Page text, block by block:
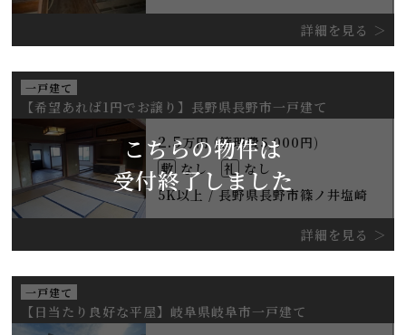
詳細を見る
一戸建て
【希望あれば1円でお譲り】長野県長野市一戸建て
2.5万円 (管理費5,000円)
敷なし 礼 なし
5K以上 / 長野県長野市篠ノ井塩崎
詳細を見る
こちらの物件は
受付終了しました
一戸建て
【日当たり良好な平屋】岐阜県岐阜市一戸建て